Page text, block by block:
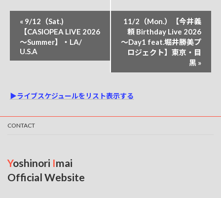
ト
ゲ
ー
シ
ン
« 9/12（Sat.)
【CASIOPEA LIVE 2026
～Summer】・LA/
U.S.A
11/2（Mon.）【今井義
頼 Birthday Live 2026
～Day1 feat.堀井勝美プ
ロジェクト】東京・目
黒 »
▶ライブスケジュールをリスト表示する
CONTACT
Yoshinori Imai
Official Website